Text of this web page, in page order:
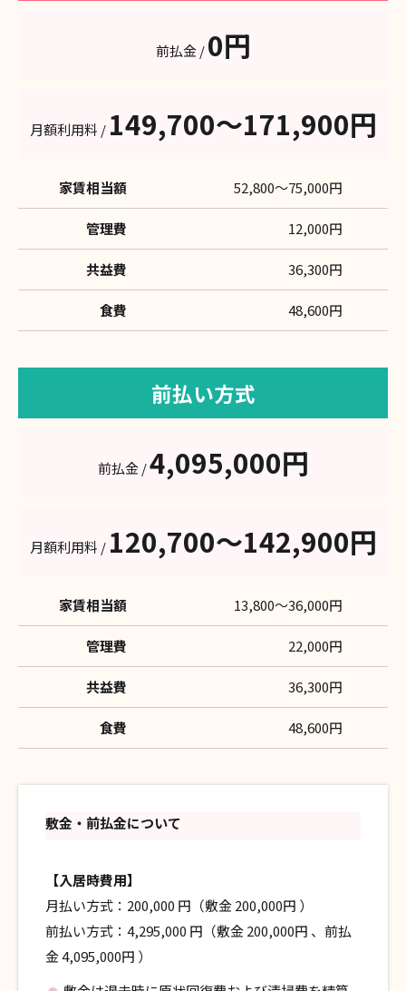
前払金 /0円
月額利用料 / 149,700〜171,900円
家賃相当額 52,800〜75,000円
管理費 12,000円
共益費 36,300円
食費 48,600円
前払い方式
前払金 /4,095,000円
月額利用料 / 120,700〜142,900円
家賃相当額 13,800〜36,000円
管理費 22,000円
共益費 36,300円
食費 48,600円
敷金・前払金について
【入居時費用】
月払い方式：200,000 円（敷金 200,000円 ）
前払い方式：4,295,000 円（敷金 200,000円 、前払
金 4,095,000円 ）